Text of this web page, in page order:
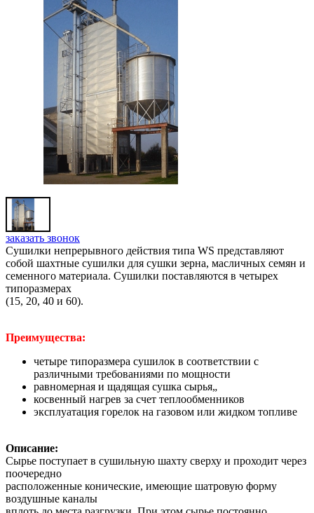
заказать звонок
Сушилки непрерывного действия типа WS представляют
собой шахтные сушилки для сушки зерна, масличных семян и
семенного материала. Сушилки поставляются в четырех
типоразмерах
(15, 20, 40 и 60).
Преимущества:
четыре типоразмера сушилок в соответствии с
различными требованиями по мощности
равномерная и щадящая сушка сырья„
косвенный нагрев за счет теплообменников
эксплуатация горелок на газовом или жидком топливе
Описание:
Сырье поступает в сушильную шахту сверху и проходит через
поочередно
расположенные конические, имеющие шатровую форму
воздушные каналы